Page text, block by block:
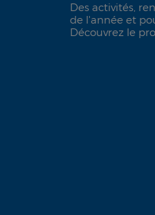
Des activités,
de l'année et
Découvrez le